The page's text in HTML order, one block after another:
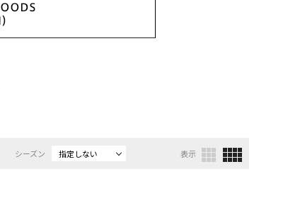
シーズン 指定しない 表示